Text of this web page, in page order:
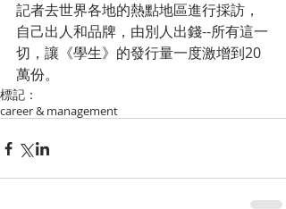
記者去世界各地的熱點地區進行採訪，
自己出人和品牌，由別人出錢--所有這一
切，讓《學生》的發行量一度激增到20
萬份。
標記：
career & management